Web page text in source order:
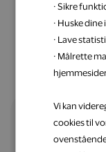
Spar
Alle fordele
· Sikre
· Huske
· Lave
· Målrette
Vi kan
cookies til